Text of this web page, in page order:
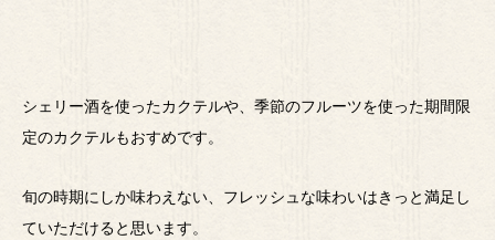
シェリー酒を使ったカクテルや、季節のフルーツを使った期間限
定のカクテルもおすめです。
旬の時期にしか味わえない、フレッシュな味わいはきっと満足し
ていただけると思います。